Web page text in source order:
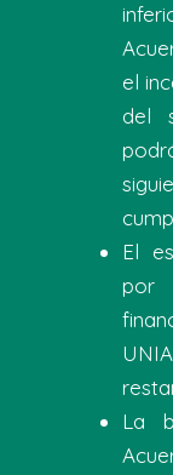
el
del
El
por
La